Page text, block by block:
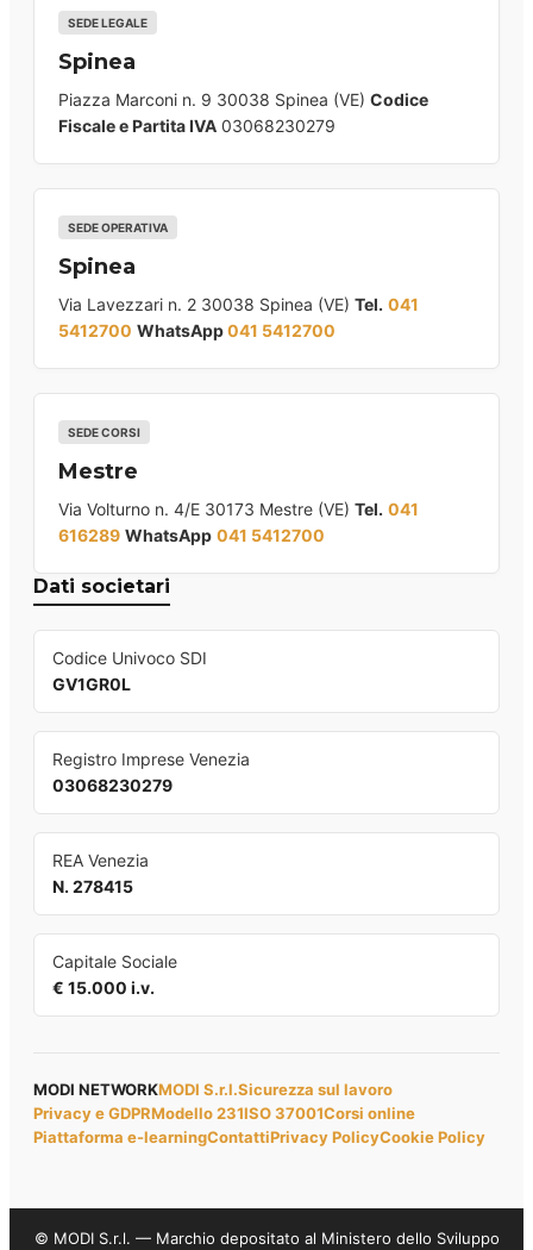
SEDE LEGALE
Spinea
Piazza Marconi n. 9 30038 Spinea (VE) Codice
Fiscale e Partita IVA 03068230279
SEDE OPERATIVA
Spinea
Via Lavezzari n. 2 30038 Spinea (VE) Tel. 041
5412700 WhatsApp041 5412700
SEDE CORSI
Mestre
Via Volturno n. 4/E 30173 Mestre (VE) Tel. 041
616289 WhatsApp 041 5412700
Dati societari
Codice Univoco SDI
GV1GR0L
Registro Imprese Venezia
03068230279
REA Venezia
N. 278415
Capitale Sociale
€ 15.000 i.v.
MODI NETWORKMODI S.r.l.Sicurezza sul lavoro
Privacy e GDPRModello 231ISO 37001Corsi online
Piattaforma e-learningContattiPrivacy PolicyCookie Policy
© MODI S.r.l. — Marchio depositato al Ministero dello Sviluppo